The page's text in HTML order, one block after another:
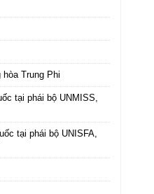
Trung Phi
tại phái bộ UNMISS,
tại phái bộ UNISFA,